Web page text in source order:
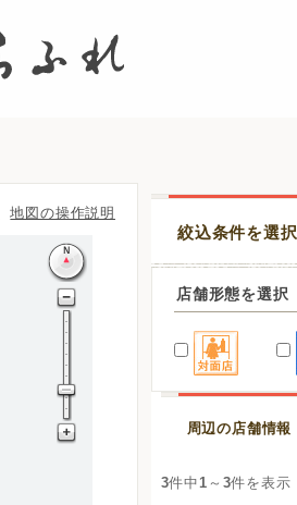
地図の操作説明
絞込条件を選
店舗形態を選択
周辺の店舗情報
3件中 1 ～ 3件を表示